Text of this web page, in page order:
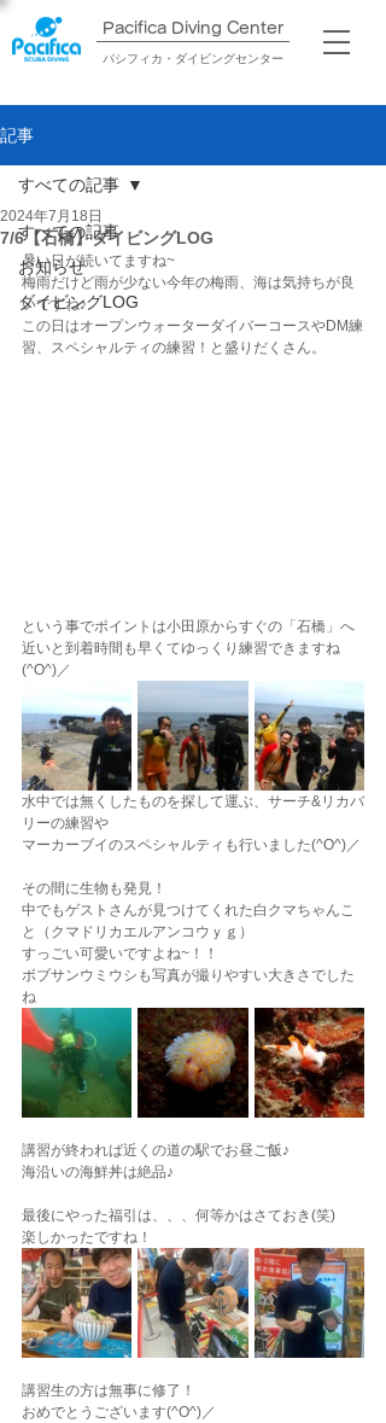
Pacifica Diving Center​
パシフィカ・ダイビングセンター
記事
すべての記事
お知らせ
ダイビングLOG
すべての記事
7/6【石橋】ダイビングLOG
2024年7月18日
暑い日が続いてますね~
梅雨だけど雨が少ない今年の梅雨、海は気持ちが良
いですね♪
この日はオープンウォーターダイバーコースやDM練
習、スペシャルティの練習！と盛りだくさん。
という事でポイントは小田原からすぐの「石橋」へ
近いと到着時間も早くてゆっくり練習できますね
(^O^)／
水中では無くしたものを探して運ぶ、サーチ&リカバ
リーの練習や
マーカーブイのスペシャルティも行いました(^O^)／
その間に生物も発見！
中でもゲストさんが見つけてくれた白クマちゃんこ
と（クマドリカエルアンコウｙｇ）
すっごい可愛いですよね~！！
ボブサンウミウシも写真が撮りやすい大きさでした
ね
講習が終われば近くの道の駅でお昼ご飯♪
海沿いの海鮮丼は絶品♪
最後にやった福引は、、、何等かはさておき(笑)
楽しかったですね！
講習生の方は無事に修了！
おめでとうございます(^O^)／